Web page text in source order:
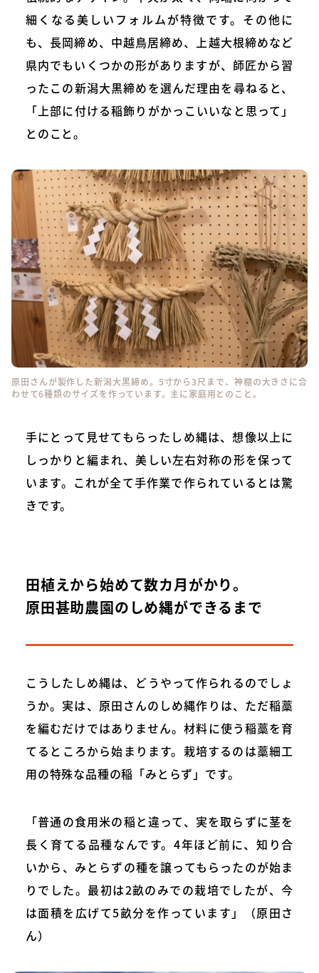
細くなる美しいフォルムが特徴です。その他に
も、長岡締め、中越鳥居締め、上越大根締めなど
県内でもいくつかの形がありますが、師匠から習
ったこの新潟大黒締めを選んだ理由を尋ねると、
「上部に付ける稲飾りがかっこいいなと思って」
とのこと。
原田さんが製作した新潟大黒締め。5寸から3尺まで、神棚の大きさに合
わせて6種類のサイズを作っています。主に家庭用とのこと。
手にとって見せてもらったしめ縄は、想像以上に
しっかりと編まれ、美しい左右対称の形を保って
います。これが全て手作業で作られているとは驚
きです。
田植えから始めて数カ月がかり。
原田甚助農園のしめ縄ができるまで
こうしたしめ縄は、どうやって作られるのでしょ
うか。実は、原田さんのしめ縄作りは、ただ稲藁
を編むだけではありません。材料に使う稲藁を育
てるところから始まります。栽培するのは藁細工
用の特殊な品種の稲「みとらず」です。
「普通の食用米の稲と違って、実を取らずに茎を
長く育てる品種なんです。4年ほど前に、知り合
いから、みとらずの種を譲ってもらったのが始ま
りでした。最初は2畝のみでの栽培でしたが、今
は面積を広げて5畝分を作っています」（原田さ
ん）